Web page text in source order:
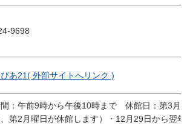
9698
あ21( 外部サイトへリンク )
間：午前9時から午後10時まで 休館日：第3月
第2月曜日が休館します）・12月29日から翌